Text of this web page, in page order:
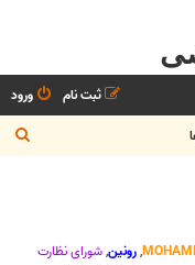
ورود
ثبت نام
س
,رونین,شوراي نظارت